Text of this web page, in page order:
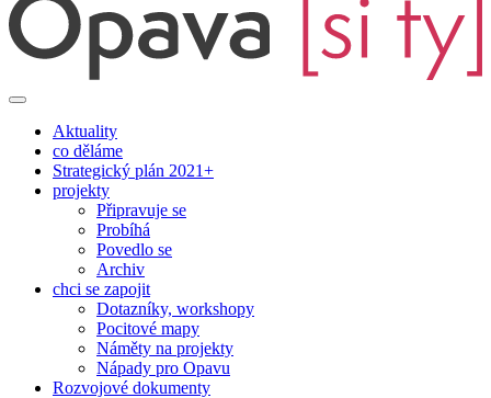
Aktuality
co děláme
Strategický plán 2021+
projekty
Připravuje se
Probíhá
Povedlo se
Archiv
chci se zapojit
Dotazníky, workshopy
Pocitové mapy
Náměty na projekty
Nápady pro Opavu
Rozvojové dokumenty